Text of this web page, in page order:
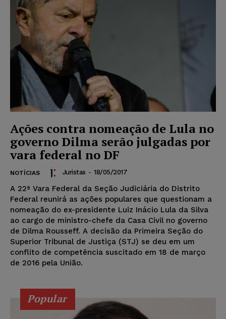
Ações contra nomeação de Lula no
governo Dilma serão julgadas por
vara federal no DF
NOTÍCIAS Juristas - 18/05/2017
A 22ª Vara Federal da Seção Judiciária do Distrito
Federal reunirá as ações populares que questionam a
nomeação do ex-presidente Luiz Inácio Lula da Silva
ao cargo de ministro-chefe da Casa Civil no governo
de Dilma Rousseff. A decisão da Primeira Seção do
Superior Tribunal de Justiça (STJ) se deu em um
conflito de competência suscitado em 18 de março
de 2016 pela União.
Popular